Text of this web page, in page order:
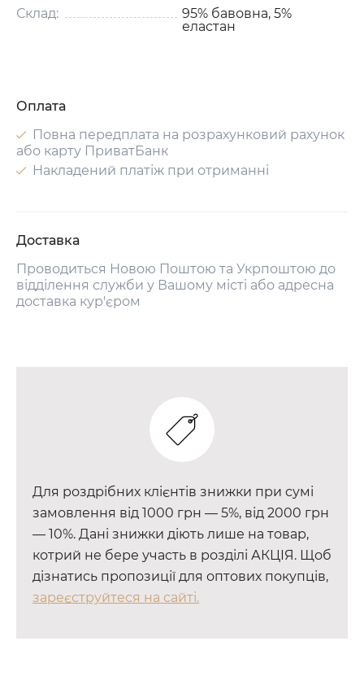
Склад:
95% бавовна, 5%
еластан
Оплата
Повна передплата на розрахунковий рахунок
або карту ПриватБанк
Накладений платіж при отриманні
Доставка
Проводиться Новою Поштою та Укрпоштою до
відділення служби у Вашому місті або адресна
доставка кур'єром
Для роздрібних клієнтів знижки при сумі
замовлення від 1000 грн — 5%, від 2000 грн
— 10%. Дані знижки діють лише на товар,
котрий не бере участь в розділі АКЦІЯ. Щоб
дізнатись пропозиції для оптових покупців,
зареєструйтеся на сайті.